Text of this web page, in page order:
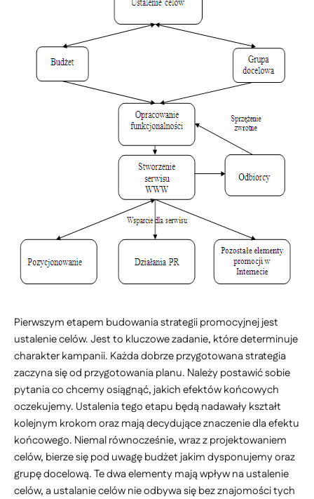
Pierwszym etapem budowania strategii promocyjnej jest
ustalenie celów. Jest to kluczowe zadanie, które determinuje
charakter kampanii. Każda dobrze przygotowana strategia
zaczyna się od przygotowania planu. Należy postawić sobie
pytania co chcemy osiągnąć, jakich efektów końcowych
oczekujemy. Ustalenia tego etapu będą nadawały kształt
kolejnym krokom oraz mają decydujące znaczenie dla efektu
końcowego. Niemal równocześnie, wraz z projektowaniem
celów, bierze się pod uwagę budżet jakim dysponujemy oraz
grupę docelową. Te dwa elementy mają wpływ na ustalenie
celów, a ustalanie celów nie odbywa się bez znajomości tych